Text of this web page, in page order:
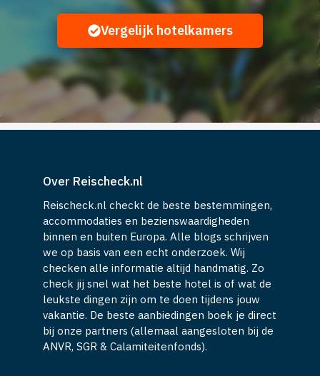
Vergelijk hotelkamers
Over Reischeck.nl
Reischeck.nl checkt de beste bestemmingen,
accommodaties en bezienswaardigheden
binnen en buiten Europa. Alle blogs schrijven
we op basis van een echt onderzoek. Wij
checken alle informatie altijd handmatig. Zo
check jij snel wat het beste hotel is of wat de
leukste dingen zijn om te doen tijdens jouw
vakantie. De beste aanbiedingen boek je direct
bij onze partners (allemaal aangesloten bij de
ANVR, SGR & Calamiteitenfonds).